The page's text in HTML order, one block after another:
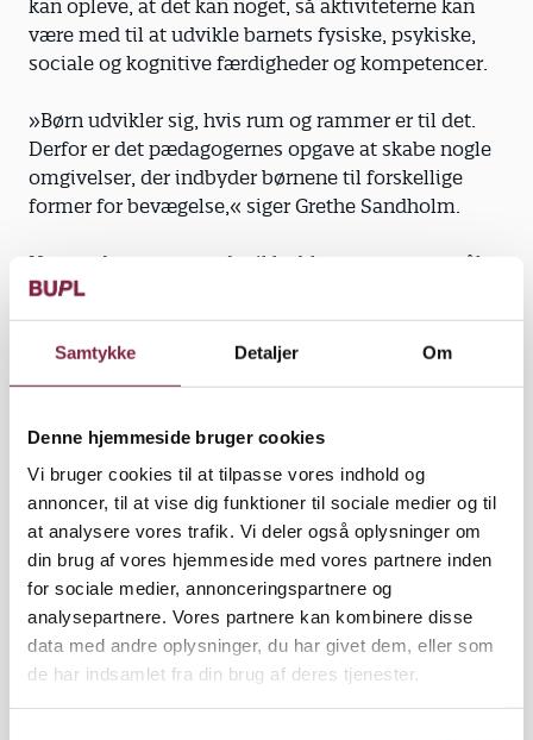
Samtykke Detaljer Om
Denne hjemmeside bruger cookies
Vi bruger cookies til at tilpasse vores indhold og
annoncer, til at vise dig funktioner til sociale medier og til
at analysere vores trafik. Vi deler også oplysninger om
din brug af vores hjemmeside med vores partnere inden
for sociale medier, annonceringspartnere og
analysepartnere. Vores partnere kan kombinere disse
data med andre oplysninger, du har givet dem, eller som
de har indsamlet fra din brug af deres tjenester.
kan opleve, at det kan noget, så aktiviteterne kan
være med til at udvikle barnets fysiske, psykiske,
sociale og kognitive færdigheder og kompetencer.
»Børn udvikler sig, hvis rum og rammer er til det.
Derfor er det pædagogernes opgave at skabe nogle
omgivelser, der indbyder børnene til forskellige
former for bevægelse,« siger Grethe Sandholm.
Hun understreger, at det ikke blot er et spørgsmål
om lokalernes indretning, men i lige så høj grad
pædagogernes indstilling.
Krop imiterer krop. I pædagogisk idræt skelnes
mellem voksenstyrede ’voksen-barn’- aktiviteter,
fællesstyrede ’barn-voksen’-aktiviteter og børnenes
egne ’barn-barn’-aktiviteter. I de voksenstyrede
aktiviteter skal pædagogerne være nærværende og
deltagende, hvis de skal motivere børnene til at
lege og bevæge sig.
»Der er ikke krav til, hvor meget de voksne skal
kunne med kroppen, men de voksnes kroppe skal